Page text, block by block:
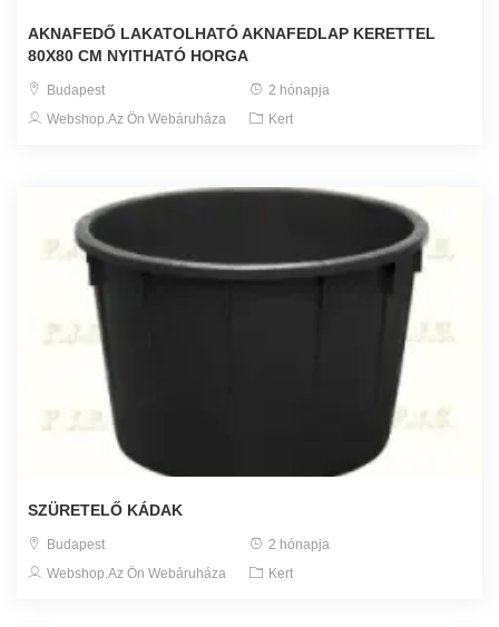
AKNAFEDŐ LAKATOLHATÓ AKNAFEDLAP KERETTEL
80X80 CM NYITHATÓ HORGA
Budapest
2 hónapja
Webshop.Az Ön Webáruháza
Kert
SZÜRETELŐ KÁDAK
Budapest
2 hónapja
Webshop.Az Ön Webáruháza
Kert